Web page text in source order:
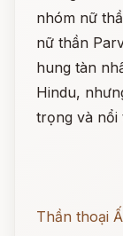
nhóm nữ
nữ thần
hung tàn
Hindu,
trọng và nổi
Thần thoại